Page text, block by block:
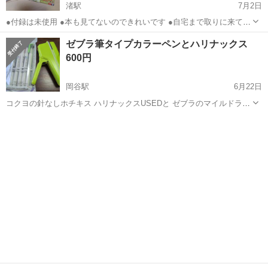
渚駅
7月2日
●付録は未使用 ●本も見てないのできれいです ●自宅まで取りに来てく
ださる方に ●スムーズなお取引をしていただける方を優先させていた
だきます
長野 松本市 渚駅 手帳 セット
ゼブラ筆タイプカラーペンとハリナックス
600円
岡谷駅
6月22日
コクヨの針なしホチキス ハリナックスUSEDと ゼブラのマイルドライ